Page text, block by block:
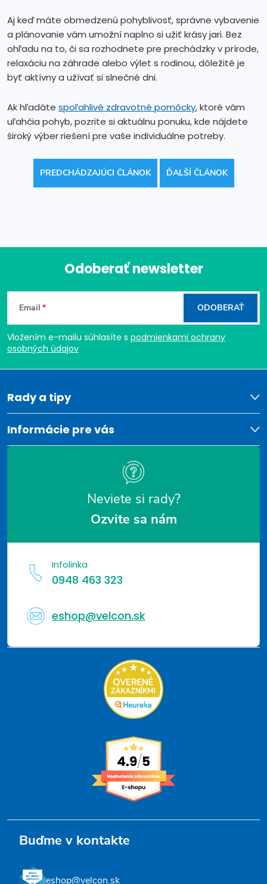
Aj keď máte obmedzenú pohyblivosť, správne vybavenie
a plánovanie vám umožní naplno si užiť krásy jari. Bez
ohľadu na to, či sa rozhodnete pre prechádzky v prírode,
relaxáciu na záhrade alebo výlet s rodinou, dôležité je
byť aktívny a užívať si slnečné dni.
Ak hľadáte spoľahlivé zdravotné pomôcky, ktoré vám
uľahčia pohyb, pozrite si aktuálnu ponuku, kde nájdete
široký výber riešení pre vaše individuálne potreby.
PREDCHÁDZAJÚCI ČLÁNOK ĎALŠÍ ČLÁNOK
Z
á
p
ä
t
e
Odoberať newsletter
Email
Vložením e-mailu súhlasíte s podmienkami ochrany
osobných údajov
ODOBERAŤ
Rady a tipy
Informácie pre vás
Neviete si rady?
Ozvite sa nám
Infolinka
0948 463 323
eshop@velcon.sk
Buďme v kontakte
eshop@velcon.sk